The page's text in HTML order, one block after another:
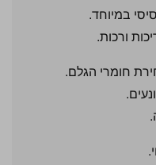
במיוחד.
ורכות.
חומרי הגלם.